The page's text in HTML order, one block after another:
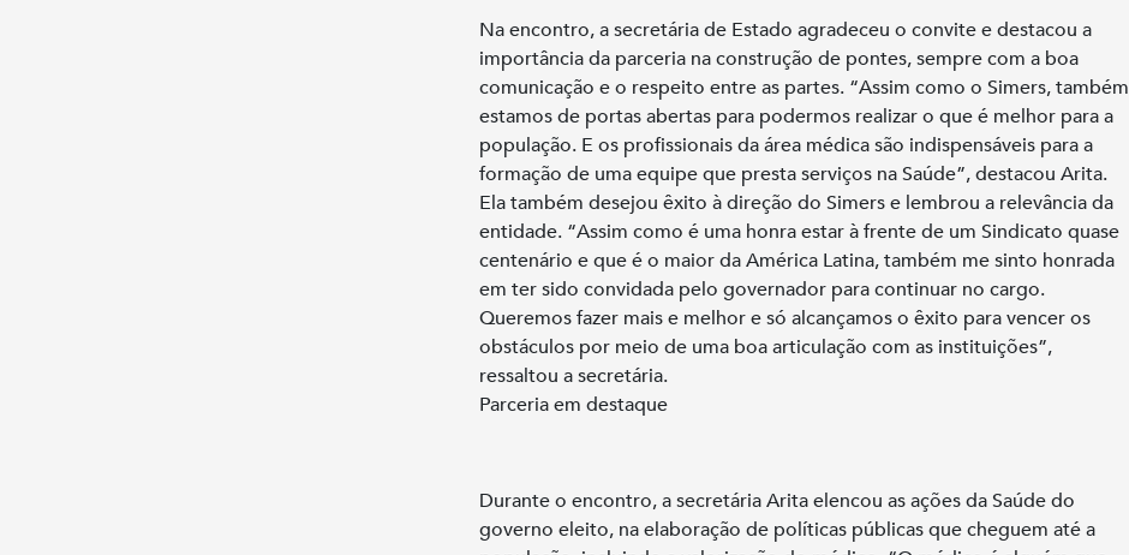
Na encontro, a secretária de Estado agradeceu o convite e destacou a
importância da parceria na construção de pontes, sempre com a boa
comunicação e o respeito entre as partes. “Assim como o Simers, também
estamos de portas abertas para podermos realizar o que é melhor para a
população. E os profissionais da área médica são indispensáveis para a
formação de uma equipe que presta serviços na Saúde”, destacou Arita.
Ela também desejou êxito à direção do Simers e lembrou a relevância da
entidade. “Assim como é uma honra estar à frente de um Sindicato quase
centenário e que é o maior da América Latina, também me sinto honrada
em ter sido convidada pelo governador para continuar no cargo.
Queremos fazer mais e melhor e só alcançamos o êxito para vencer os
obstáculos por meio de uma boa articulação com as instituições”,
ressaltou a secretária.
Parceria em destaque
Durante o encontro, a secretária Arita elencou as ações da Saúde do
governo eleito, na elaboração de políticas públicas que cheguem até a